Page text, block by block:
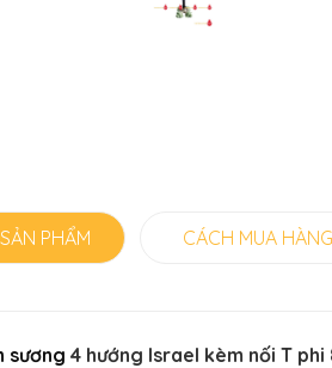
PHẨM CÁCH MUA HÀNG
sương 4 hướng Israel kèm nối T